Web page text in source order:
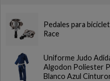
Pedales para
Race
Uniforme Judo
Algodon Poliester
Blanco Azul